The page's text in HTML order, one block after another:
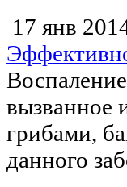
17 янв
вызванное
грибами,
данного